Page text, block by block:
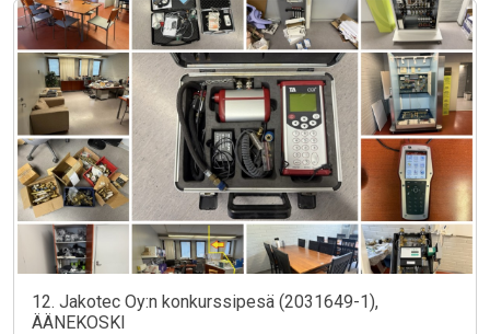
12. Jakotec Oy:n konkurssipesä (2031649-1),
ÄÄNEKOSKI